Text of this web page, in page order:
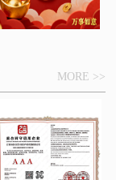
MORE >>